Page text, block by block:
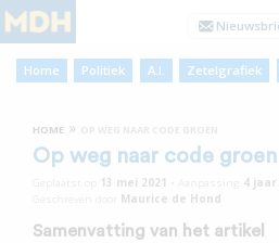
Home Politiek A.I. Zetelgrafiek
HOME »
Op weg naar code groen
13 mei 2021 4 jaar
Maurice de Hond
Samenvatting van het artikel